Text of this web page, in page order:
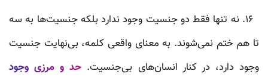
۱۶. نه تنها فقط دو جنسیت وجود ندارد بلکه جنسیت‌ها به سه
تا هم ختم نمی‌شوند. به معنای واقعی کلمه، بی‌نهایت جنسیت
وجود دارد، در کنار انسان‌های بی‌جنسیت. حد و مرزی وجود